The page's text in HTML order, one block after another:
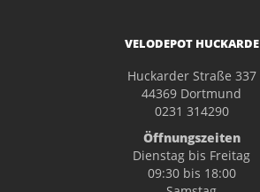
VELODEPOT HUCKARDE
Huckarder Straße 337
44369 Dortmund
0231 314290
Öffnungszeiten
Dienstag bis Freitag
09:30 bis 18:00